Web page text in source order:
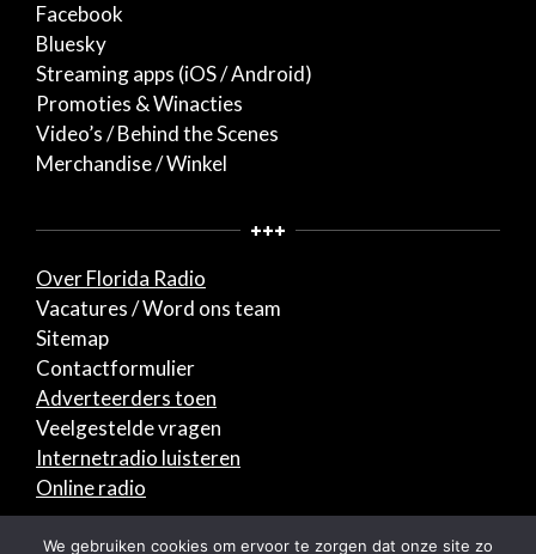
Facebook
Bluesky
Streaming apps (iOS / Android)
Promoties & Winacties
Video’s / Behind the Scenes
Merchandise / Winkel
+++
Over Florida Radio
Vacatures / Word ons team
Sitemap
Contactformulier
Adverteerders toen
Veelgestelde vragen
Internetradio luisteren
Online radio
© 2026 Florida Radio. Alle rechten voorbehouden.
We gebruiken cookies om ervoor te zorgen dat onze site zo